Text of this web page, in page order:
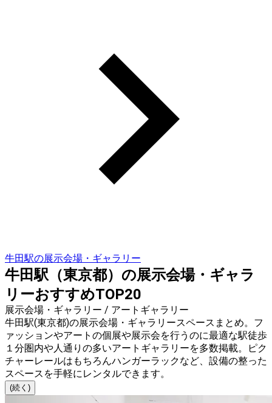
牛田駅の展示会場・ギャラリー
牛田駅（東京都）の展示会場・ギャラ
リーおすすめTOP20
展示会場・ギャラリー / アートギャラリー
牛田駅(東京都)の展示会場・ギャラリースペースまとめ。フ
ァッションやアートの個展や展示会を行うのに最適な駅徒歩
１分圏内や人通りの多いアートギャラリーを多数掲載。ピク
チャーレールはもちろんハンガーラックなど、設備の整った
スペースを手軽にレンタルできます。
(続く)